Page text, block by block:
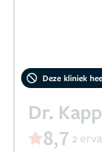
Deze kliniek
Dr.
8,7 2